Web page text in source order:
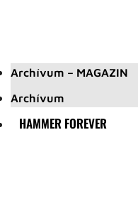
Archívum – MAGAZIN
Archívum
HAMMER FOREVER